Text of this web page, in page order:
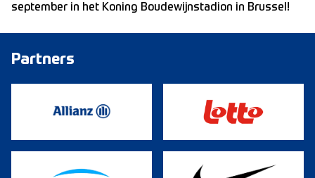
september in het Koning Boudewijnstadion in Brussel!
Partners